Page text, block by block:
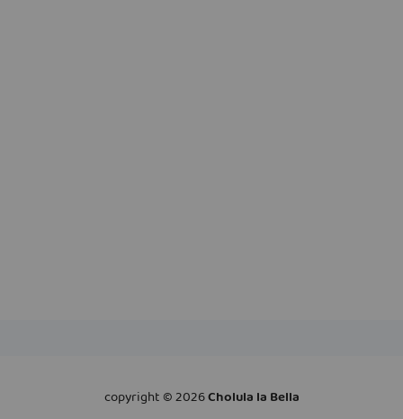
copyright ©2026Cholula la Bella